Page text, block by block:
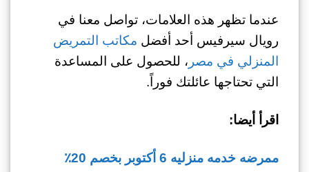
عندما تظهر هذه العلامات، تواصل معنا في
رويال سيرفيس أحد أفضل مكاتب التمريض
المنزلي في مصر ، للحصول على المساعدة
التي تحتاجها عائلتك فوراً.
اقرأ أيضا:
ممرضه خدمه منزليه 6 أكتوبر بخصم 20٪